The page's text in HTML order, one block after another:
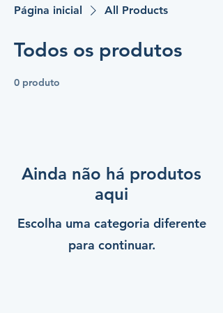
Página inicial All Products
Todos os produtos
0 produto
Ainda não há produtos
aqui
Escolha uma categoria diferente
para continuar.